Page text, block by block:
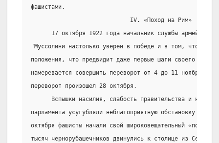
фашистами.
                             IV. «Поход на Рим»
17 октября 1922 года начальник службы армейской
"Муссолини настолько уверен в победе и в том, что он
положения, что предвидит даже первые шаги своего
намеревается совершить переворот от 4 до 11 ноября".
переворот произошел 28 октября.
Вспышки насилия, слабость правительства и
парламента усугубляли неблагоприятную обстановку в
октября фашисты начали свой широковещательный «поход
тысяч чернорубашечников двинулись к столице из